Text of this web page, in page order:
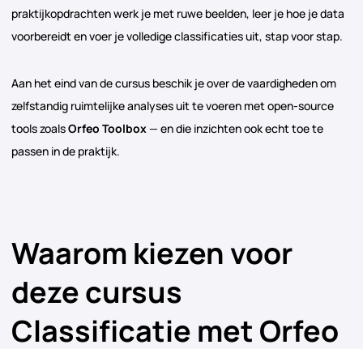
praktijkopdrachten werk je met ruwe beelden, leer je hoe je data
voorbereidt en voer je volledige classificaties uit, stap voor stap.
Aan het eind van de cursus beschik je over de vaardigheden om
zelfstandig ruimtelijke analyses uit te voeren met open-source
tools zoalsOrfeo Toolbox— en die inzichten ook echt toe te
passen in de praktijk.
Waarom kiezen voor
deze cursus
Classificatie met Orfeo